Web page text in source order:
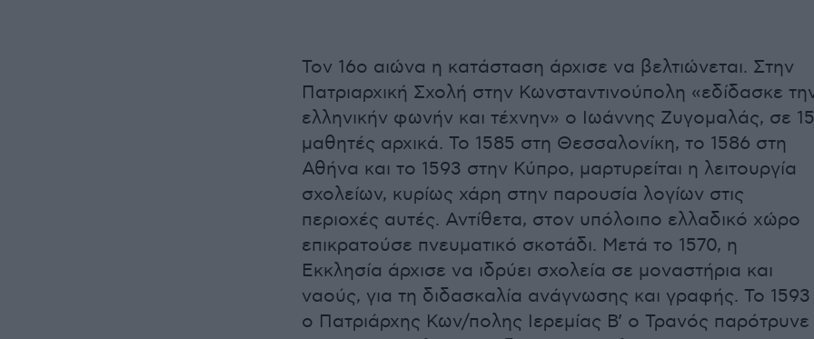
Τον 16ο αιώνα η κατάσταση άρχισε να βελτιώνεται. Στην
Πατριαρχική Σχολή στην Κωνσταντινούπολη «εδίδασκε
ελληνικήν φωνήν και τέχνην» ο Ιωάννης Ζυγομαλάς, σε 15
μαθητές αρχικά. Το 1585 στη Θεσσαλονίκη, το 1586 στη
Αθήνα και το 1593 στην Κύπρο, μαρτυρείται η λειτουργία
σχολείων, κυρίως χάρη στην παρουσία λογίων στις
περιοχές αυτές. Αντίθετα, στον υπόλοιπο ελλαδικό χώρο
επικρατούσε πνευματικό σκοτάδι. Μετά το 1570, η
Εκκλησία άρχισε να ιδρύει σχολεία σε μοναστήρια και
ναούς, για τη διδασκαλία ανάγνωσης και γραφής. Το 1593
ο Πατριάρχης Κων/πολης Ιερεμίας Β’ ο Τρανός παρότρυνε